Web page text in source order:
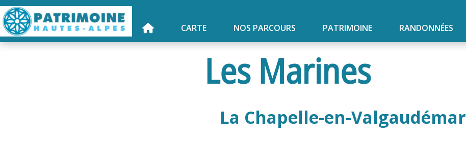
CARTE NOS PARCOURS PATRIMOINE RANDONNÉES
Les Marines
La Chapelle-en-Valgaudémar